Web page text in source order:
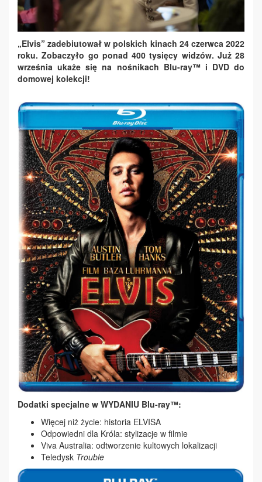
„Elvis” zadebiutował w polskich kinach 24 czerwca 2022
roku. Zobaczyło go ponad 400 tysięcy widzów. Już 28
września ukaże się na nośnikach Blu-ray™ i DVD do
domowej kolekcji!
Dodatki specjalne w WYDANIU Blu-ray™:
Więcej niż życie: historia ELVISA
Odpowiedni dla Króla: stylizacje w filmie
Viva Australia: odtworzenie kultowych lokalizacji
Teledysk Trouble